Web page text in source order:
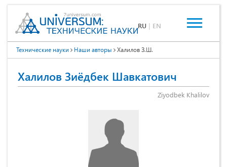
RU | EN
Технические науки Наши авторы Халилов З.Ш.
Халилов Зиёдбек Шавкатович
Ziyodbek Khalilov